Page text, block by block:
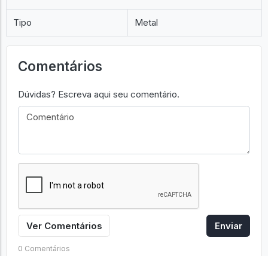
Tipo Metal
Comentários
Dúvidas? Escreva aqui seu comentário.
Ver Comentários Enviar
0 Comentários